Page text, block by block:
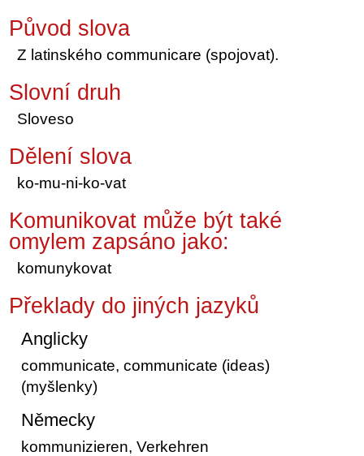
Původ slova
Z latinského communicare (spojovat).
Slovní druh
Sloveso
Dělení slova
ko-mu-ni-ko-vat
Komunikovat může být také
omylem zapsáno jako:
komunykovat
Překlady do jiných jazyků
Anglicky
communicate, communicate (ideas)
(myšlenky)
Německy
kommunizieren, Verkehren